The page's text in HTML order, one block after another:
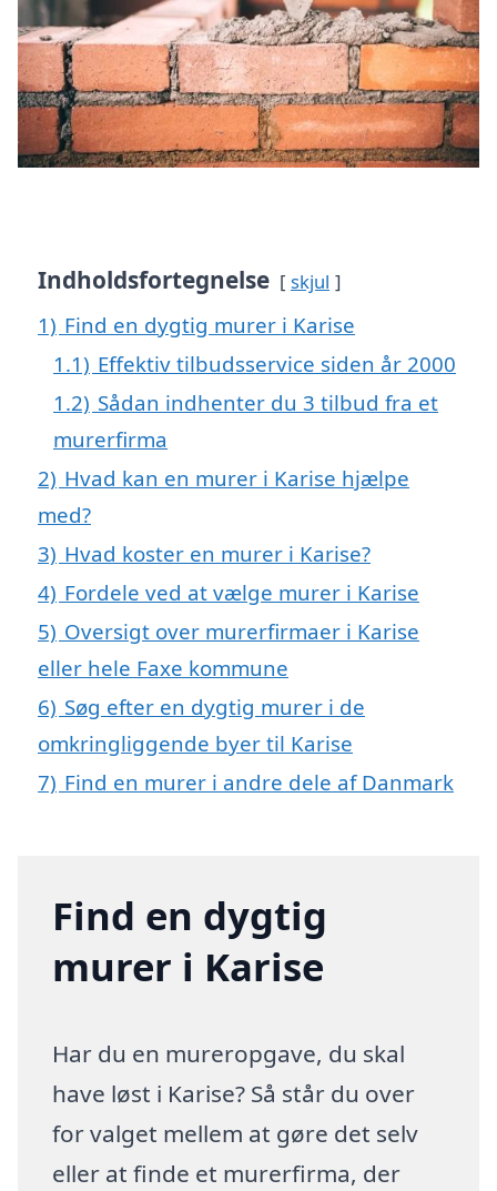
Indholdsfortegnelse skjul
1) Find en dygtig murer i Karise
1.1) Effektiv tilbudsservice siden år 2000
1.2) Sådan indhenter du 3 tilbud fra et
murerfirma
2) Hvad kan en murer i Karise hjælpe
med?
3) Hvad koster en murer i Karise?
4) Fordele ved at vælge murer i Karise
5) Oversigt over murerfirmaer i Karise
eller hele Faxe kommune
6) Søg efter en dygtig murer i de
omkringliggende byer til Karise
7) Find en murer i andre dele af Danmark
Find en dygtig
murer i Karise
Har du en mureropgave, du skal
have løst i Karise? Så står du over
for valget mellem at gøre det selv
eller at finde et murerfirma, der